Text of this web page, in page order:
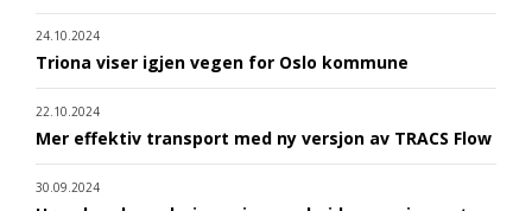
24.10.2024
Triona viser igjen vegen for Oslo kommune
22.10.2024
Mer effektiv transport med ny versjon av TRACS Flow
30.09.2024